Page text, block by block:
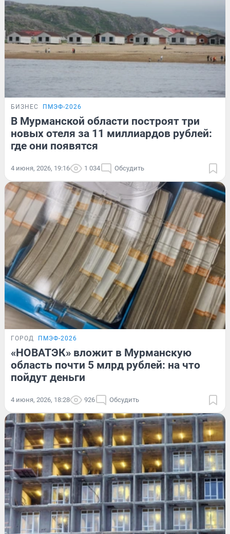
БИЗНЕС ПМЭФ-2026
В Мурманской области построят три
новых отеля за 11 миллиардов рублей:
где они появятся
4 июня, 2026, 19:16 1 034 Обсудить
ГОРОД ПМЭФ-2026
«НОВАТЭК» вложит в Мурманскую
область почти 5 млрд рублей: на что
пойдут деньги
4 июня, 2026, 18:28 926 Обсудить